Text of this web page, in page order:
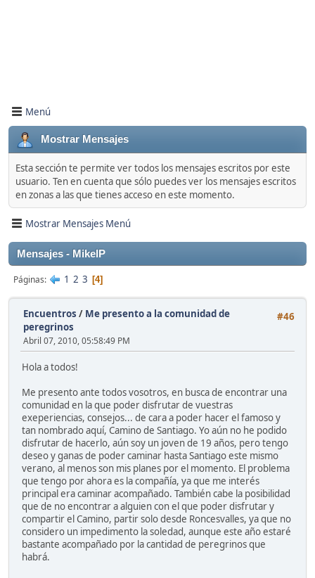
Menú
Mostrar Mensajes
Esta sección te permite ver todos los mensajes escritos por este
usuario. Ten en cuenta que sólo puedes ver los mensajes escritos
en zonas a las que tienes acceso en este momento.
Mostrar Mensajes Menú
Mensajes - MikelP
Páginas 1 2 3 4
#46
Encuentros / Me presento a la comunidad de
peregrinos
Abril 07, 2010, 05:58:49 PM
Hola a todos!
Me presento ante todos vosotros, en busca de encontrar una
comunidad en la que poder disfrutar de vuestras
exeperiencias, consejos... de cara a poder hacer el famoso y
tan nombrado aquí, Camino de Santiago. Yo aún no he podido
disfrutar de hacerlo, aún soy un joven de 19 años, pero tengo
deseo y ganas de poder caminar hasta Santiago este mismo
verano, al menos son mis planes por el momento. El problema
que tengo por ahora es la compañía, ya que me interés
principal era caminar acompañado. También cabe la posibilidad
que de no encontrar a alguien con el que poder disfrutar y
compartir el Camino, partir solo desde Roncesvalles, ya que no
considero un impedimento la soledad, aunque este año estaré
bastante acompañado por la cantidad de peregrinos que
habrá.